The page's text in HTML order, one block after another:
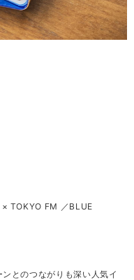
TOKYO FM ／BLUE
とのつながりも深い人気イ